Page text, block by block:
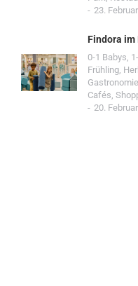
23.
Findora im
0-1 Babys,
Frühling,
Gastronomie
Cafés,
20.